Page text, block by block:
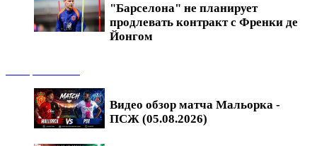
"Барселона" не планирует
продлевать контракт с Френки де
Йонгом
Видео обзор матча Мальорка -
ПСЖ (05.08.2026)